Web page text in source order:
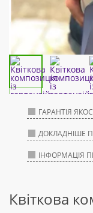
ГАРАНТІЯ
ДОКЛАДНІШЕ
ІНФОРМАЦІЯ
Квіткова